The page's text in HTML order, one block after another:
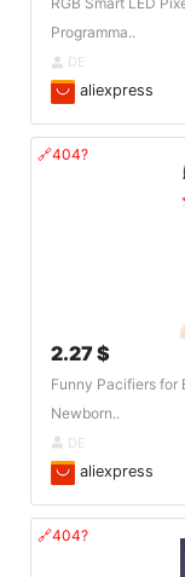
Programma..
DE
aliexpress
🔗404?
2.27 $
Funny Pacifiers for
Newborn..
DE
aliexpress
🔗404?